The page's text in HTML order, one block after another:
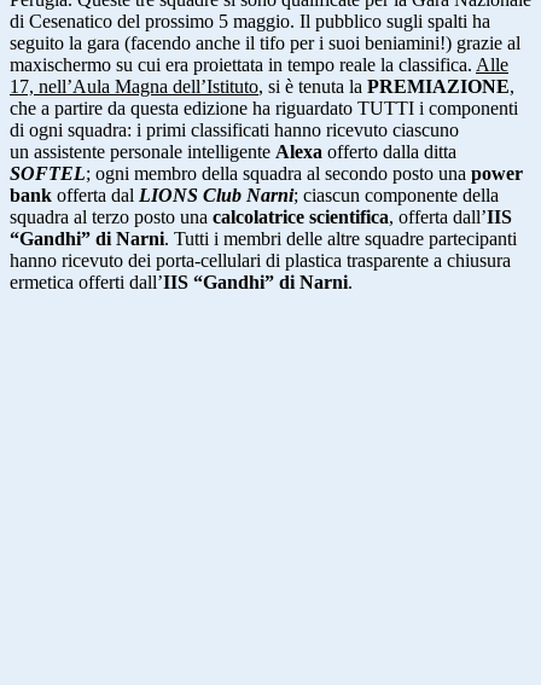
di Cesenatico del prossimo 5 maggio. Il pubblico sugli spalti ha
seguito la gara (facendo anche il tifo per i suoi beniamini!) grazie al
maxischermo su cui era proiettata in tempo reale la classifica. Alle
17, nell’Aula Magna dell’Istituto, si è tenuta la PREMIAZIONE,
che a partire da questa edizione ha riguardato TUTTI i componenti
di ogni squadra: i primi classificati hanno ricevuto ciascuno
un assistente personale intelligente Alexa offerto dalla ditta
SOFTEL; ogni membro della squadra al secondo posto una power
bank offerta dal LIONS Club Narni; ciascun componente della
squadra al terzo posto una calcolatrice scientifica, offerta dall’IIS
“Gandhi” di Narni. Tutti i membri delle altre squadre partecipanti
hanno ricevuto dei porta-cellulari di plastica trasparente a chiusura
ermetica offerti dall’IIS “Gandhi” di Narni.